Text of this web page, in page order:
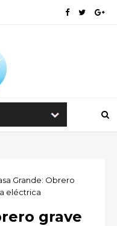
Grande: Obrero
eléctrica
grave